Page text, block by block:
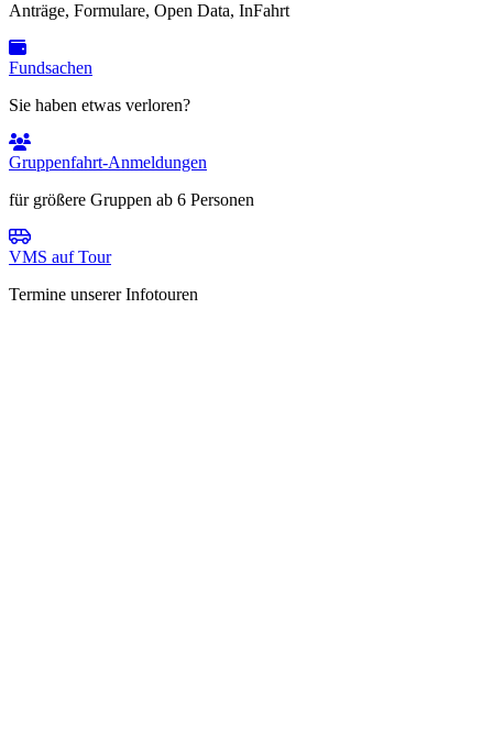
Anträge, Formulare, Open Data, InFahrt
Fundsachen
Sie haben etwas verloren?
Gruppenfahrt-Anmeldungen
für größere Gruppen ab 6 Personen
VMS auf Tour
Termine unserer Infotouren